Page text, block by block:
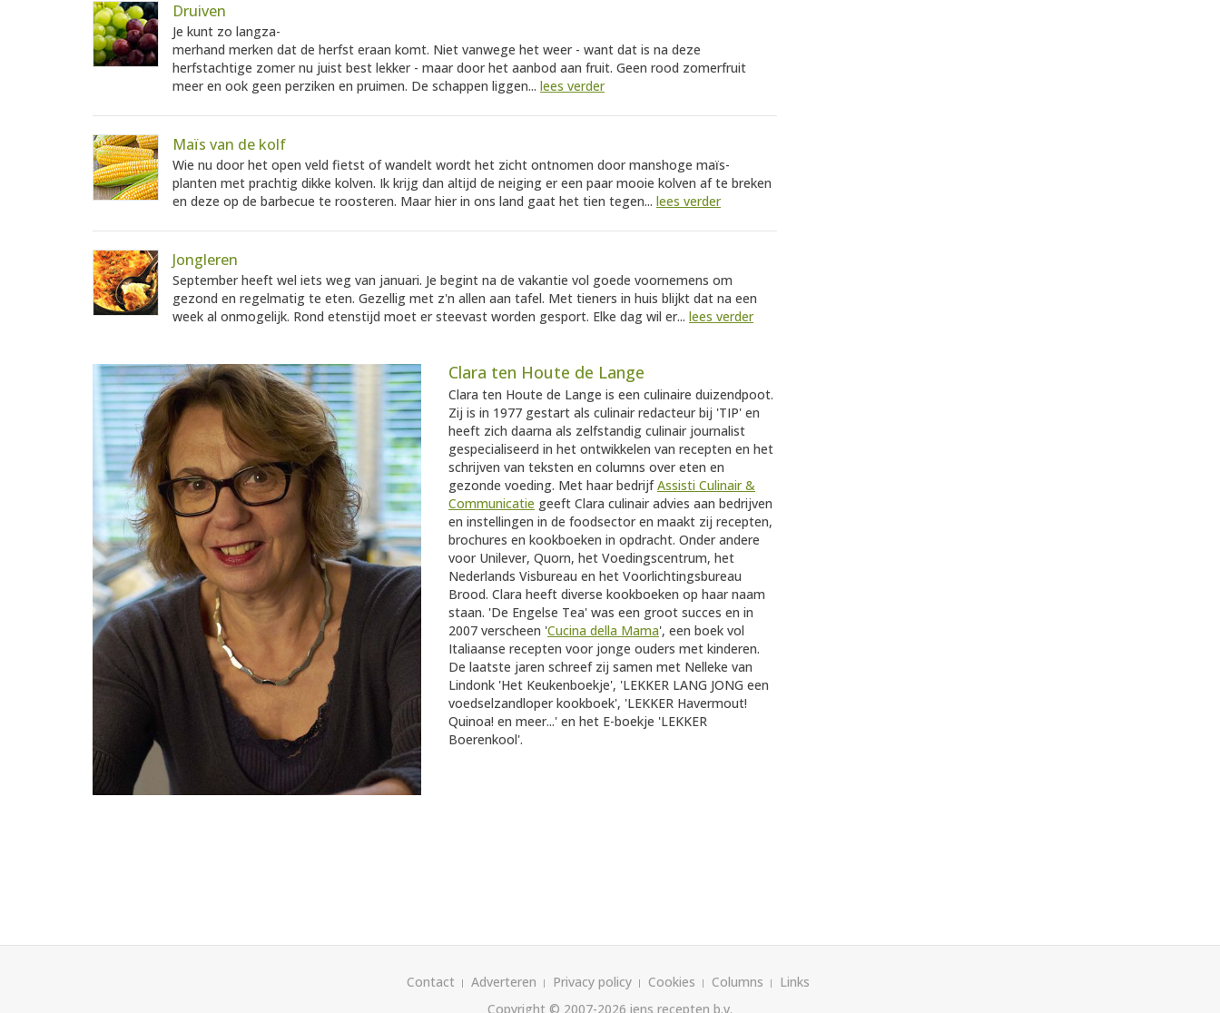
Druiven
Je kunt zo langza-
merhand merken dat de herfst eraan komt. Niet vanwege het weer - want dat is na deze
herfstachtige zomer nu juist best lekker - maar door het aanbod aan fruit. Geen rood zomerfruit
meer en ook geen perziken en pruimen. De schappen liggen... lees verder
Maïs van de kolf
Wie nu door het open veld fietst of wandelt wordt het zicht ontnomen door manshoge maïs-
planten met prachtig dikke kolven. Ik krijg dan altijd de neiging er een paar mooie kolven af te breken
en deze op de barbecue te roosteren. Maar hier in ons land gaat het tien tegen... lees verder
Jongleren
September heeft wel iets weg van januari. Je begint na de vakantie vol goede voornemens om
gezond en regelmatig te eten. Gezellig met z'n allen aan tafel. Met tieners in huis blijkt dat na een
week al onmogelijk. Rond etenstijd moet er steevast worden gesport. Elke dag wil er... lees verder
Clara ten Houte de Lange
Clara ten Houte de Lange is een culinaire duizendpoot.
Zij is in 1977 gestart als culinair redacteur bij 'TIP' en
heeft zich daarna als zelfstandig culinair journalist
gespecialiseerd in het ontwikkelen van recepten en het
schrijven van teksten en columns over eten en
gezonde voeding. Met haar bedrijfAssisti Culinair &
Communicatie geeft Clara culinair advies aan bedrijven
en instellingen in de foodsector en maakt zij recepten,
brochures en kookboeken in opdracht. Onder andere
voor Unilever, Quorn, het Voedingscentrum, het
Nederlands Visbureau en het Voorlichtingsbureau
Brood. Clara heeft diverse kookboeken op haar naam
staan. 'De Engelse Tea' was een groot succes en in
2007 verscheen 'Cucina della Mama', een boek vol
Italiaanse recepten voor jonge ouders met kinderen.
De laatste jaren schreef zij samen met Nelleke van
Lindonk 'Het Keukenboekje', 'LEKKER LANG JONG een
voedselzandloper kookboek', 'LEKKER Havermout!
Quinoa! en meer...' en het E-boekje 'LEKKER
Boerenkool'.
Contact Adverteren Privacy policy Cookies Columns
Links
Copyright © 2007-2026 iens recepten b.v.